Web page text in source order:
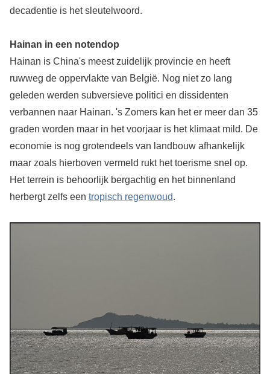
decadentie is het sleutelwoord.
Hainan in een notendop
Hainan is China's meest zuidelijk provincie en heeft
ruwweg de oppervlakte van België. Nog niet zo lang
geleden werden subversieve politici en dissidenten
verbannen naar Hainan. 's Zomers kan het er meer dan 35
graden worden maar in het voorjaar is het klimaat mild. De
economie is nog grotendeels van landbouw afhankelijk
maar zoals hierboven vermeld rukt het toerisme snel op.
Het terrein is behoorlijk bergachtig en het binnenland
herbergt zelfs een tropisch regenwoud.